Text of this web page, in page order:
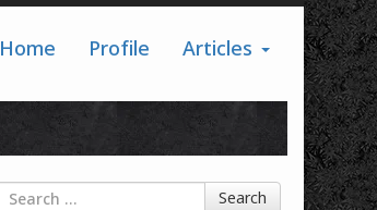
Home Profile Articles
Search for Search